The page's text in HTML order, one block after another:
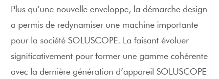
Plus qu’une nouvelle enveloppe, la démarche design
a permis de redynamiser une machine importante
pour la société SOLUSCOPE. La faisant évoluer
significativement pour former une gamme cohérente
avec la dernière génération d’appareil SOLUSCOPE